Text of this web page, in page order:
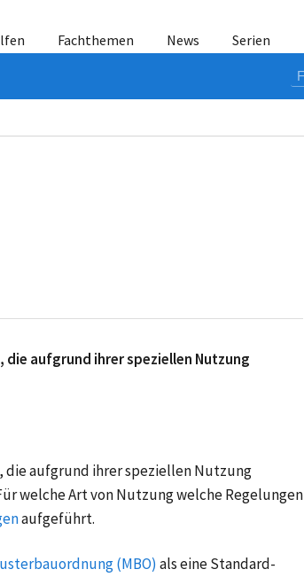
Fachthemen News Serien
die aufgrund ihrer speziellen Nutzung
, die aufgrund ihrer speziellen Nutzung
welche Art von Nutzung welche Regelungen
aufgeführt.
(MBO) als eine Standard-